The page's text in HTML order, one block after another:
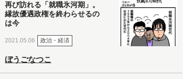
再び訪れる「就職氷河期」。
縁故優遇政権を終わらせるの
は今
2021.05.06 政治・経済
ぼうごなつこ